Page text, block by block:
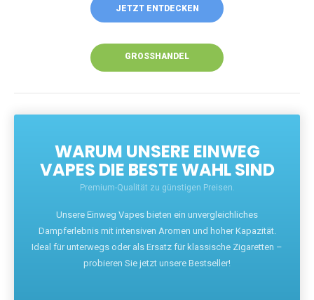
JETZT ENTDECKEN
GROSSHANDEL
WARUM UNSERE EINWEG
VAPES DIE BESTE WAHL SIND
Premium-Qualität zu günstigen Preisen.
Unsere Einweg Vapes bieten ein unvergleichliches
Dampferlebnis mit intensiven Aromen und hoher Kapazität.
Ideal für unterwegs oder als Ersatz für klassische Zigaretten –
probieren Sie jetzt unsere Bestseller!